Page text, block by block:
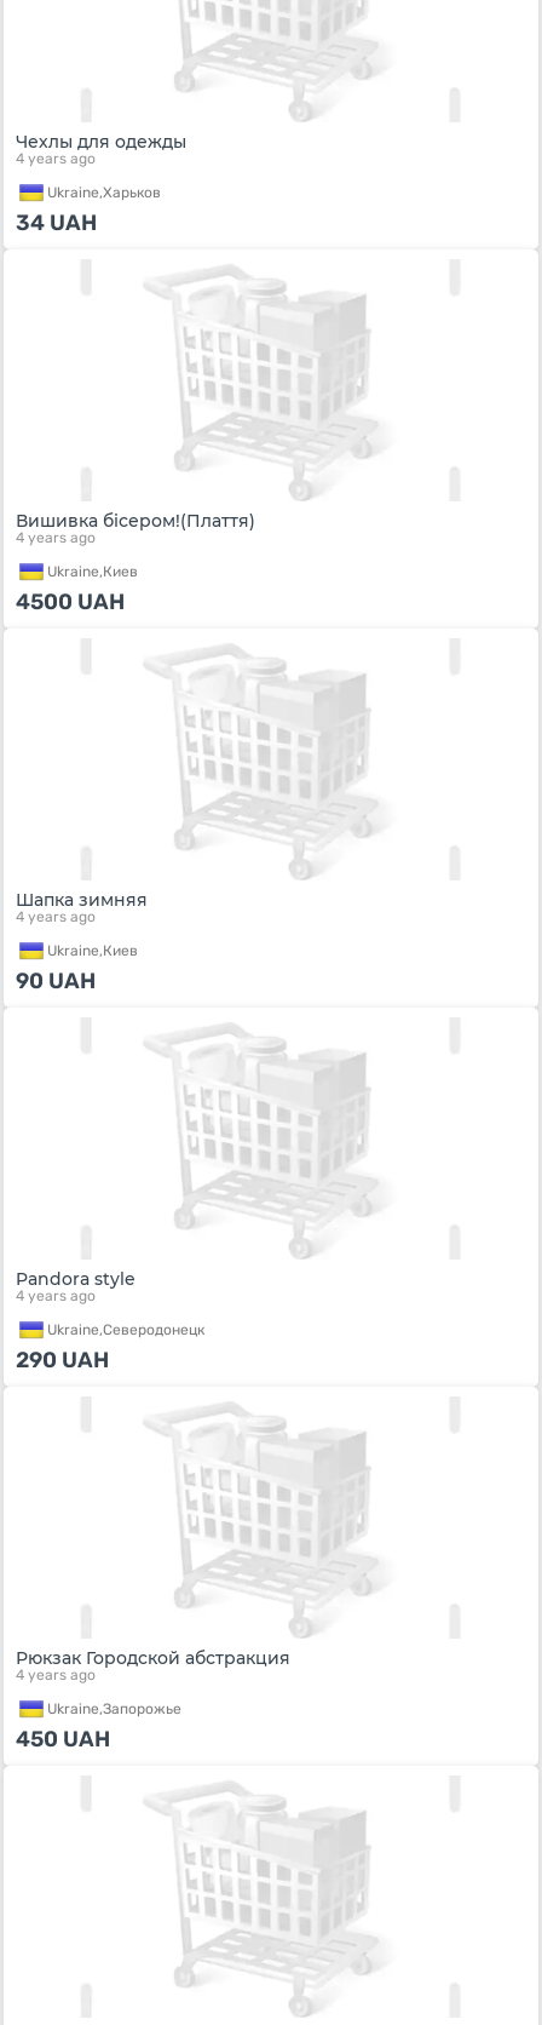
Чехлы для одежды
4 years ago
Ukraine,Харьков
34 UAH
Вишивка бісером!(Плаття)
4 years ago
Ukraine,Киев
4500 UAH
Шапка зимняя
4 years ago
Ukraine,Киев
90 UAH
Pandora style
4 years ago
Ukraine,Северодонецк
290 UAH
Рюкзак Городской абстракция
4 years ago
Ukraine,Запорожье
450 UAH